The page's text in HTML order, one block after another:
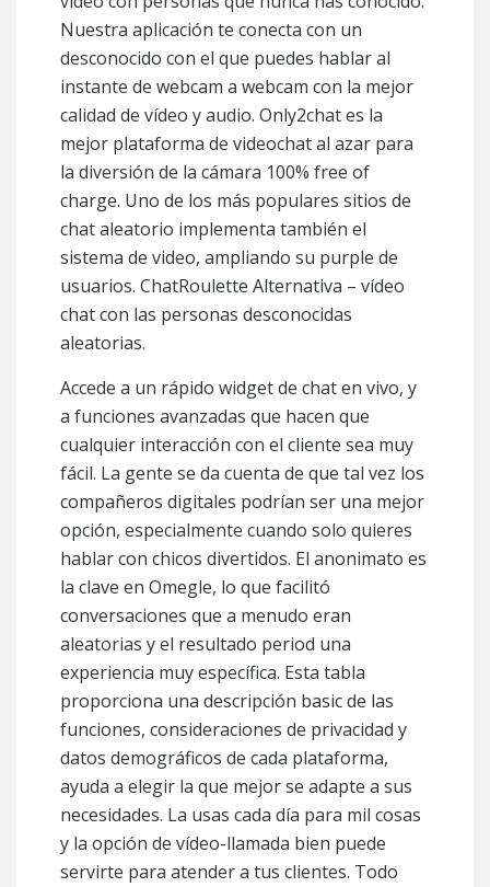
Nuestra aplicación te conecta con un
desconocido con el que puedes hablar al
instante de webcam a webcam con la mejor
calidad de vídeo y audio. Only2chat es la
mejor plataforma de videochat al azar para
la diversión de la cámara 100% free of
charge. Uno de los más populares sitios de
chat aleatorio implementa también el
sistema de video, ampliando su purple de
usuarios. ChatRoulette Alternativa – vídeo
chat con las personas desconocidas
aleatorias.
Accede a un rápido widget de chat en vivo, y
a funciones avanzadas que hacen que
cualquier interacción con el cliente sea muy
fácil. La gente se da cuenta de que tal vez los
compañeros digitales podrían ser una mejor
opción, especialmente cuando solo quieres
hablar con chicos divertidos. El anonimato es
la clave en Omegle, lo que facilitó
conversaciones que a menudo eran
aleatorias y el resultado period una
experiencia muy específica. Esta tabla
proporciona una descripción basic de las
funciones, consideraciones de privacidad y
datos demográficos de cada plataforma,
ayuda a elegir la que mejor se adapte a sus
necesidades. La usas cada día para mil cosas
y la opción de vídeo-llamada bien puede
servirte para atender a tus clientes. Todo